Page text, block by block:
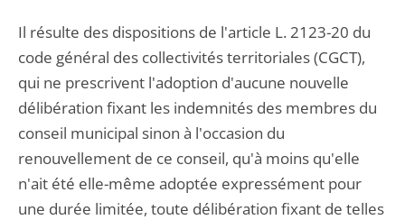
Il résulte des dispositions de l'article L. 2123-20 du
code général des collectivités territoriales (CGCT),
qui ne prescrivent l'adoption d'aucune nouvelle
délibération fixant les indemnités des membres du
conseil municipal sinon à l'occasion du
renouvellement de ce conseil, qu'à moins qu'elle
n'ait été elle-même adoptée expressément pour
une durée limitée, toute délibération fixant de telles